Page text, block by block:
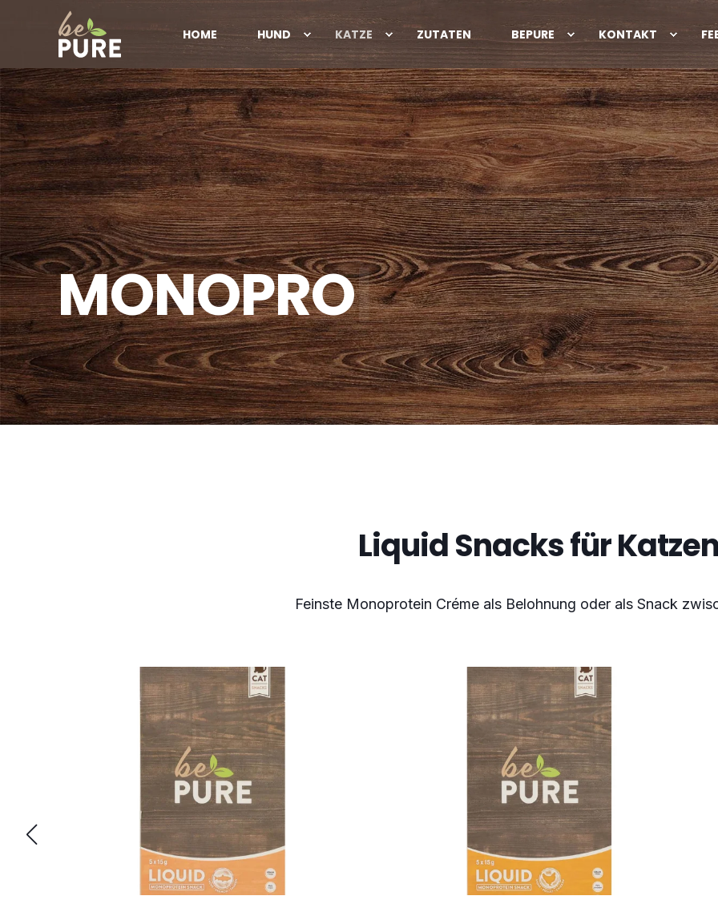
HOME HUND KATZE ZUTATEN BEPURE KONTAKT
MONOPROTEINSNAC|
Liquid Snacks für Katzen
Feinste Monoprotein Créme als Belohnung oder als Snack